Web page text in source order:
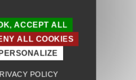
ACCEPT ALL
ALL COOKIES
PERSONALIZE
POLICY